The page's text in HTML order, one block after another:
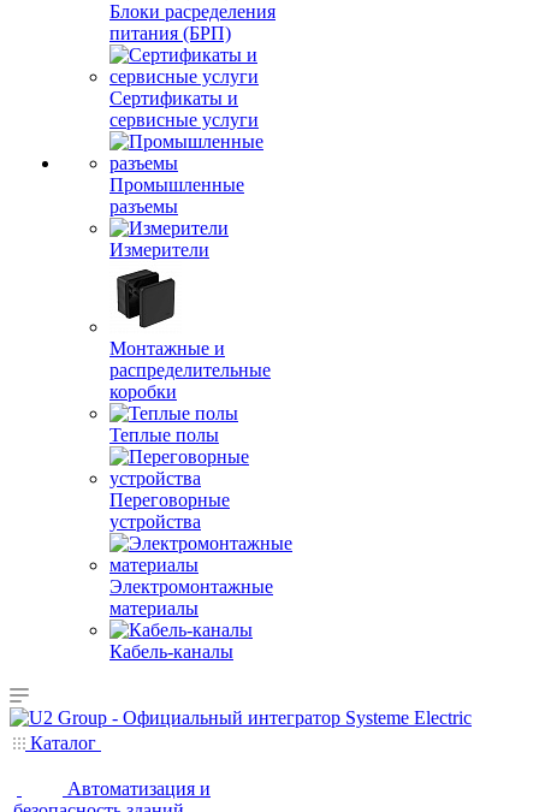
Блоки расределения
питания (БРП)
Сертификаты и
сервисные услуги
Промышленные
разъемы
Измерители
Монтажные и
распределительные
коробки
Теплые полы
Переговорные
устройства
Электромонтажные
материалы
Кабель-каналы
Каталог
Автоматизация и